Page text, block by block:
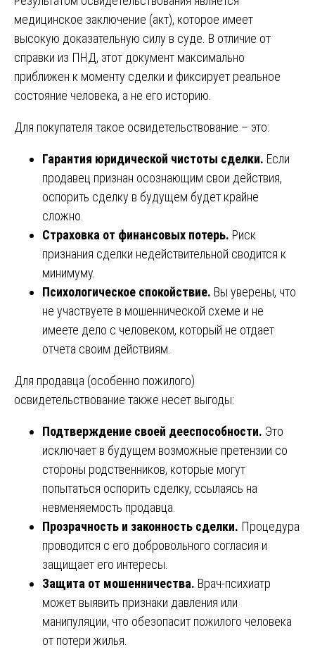
медицинское заключение (акт), которое имеет
высокую доказательную силу в суде. В отличие от
справки из ПНД, этот документ максимально
приближен к моменту сделки и фиксирует реальное
состояние человека, а не его историю.
Для покупателя такое освидетельствование – это:
Гарантия юридической чистоты сделки. Если
продавец признан осознающим свои действия,
оспорить сделку в будущем будет крайне
сложно.
Страховка от финансовых потерь. Риск
признания сделки недействительной сводится к
минимуму.
Психологическое спокойствие. Вы уверены, что
не участвуете в мошеннической схеме и не
имеете дело с человеком, который не отдает
отчета своим действиям.
Для продавца (особенно пожилого)
освидетельствование также несет выгоды:
Подтверждение своей дееспособности. Это
исключает в будущем возможные претензии со
стороны родственников, которые могут
попытаться оспорить сделку, ссылаясь на
невменяемость продавца.
Прозрачность и законность сделки. Процедура
проводится с его добровольного согласия и
защищает его интересы.
Защита от мошенничества. Врач-психиатр
может выявить признаки давления или
манипуляции, что обезопасит пожилого человека
от потери жилья.